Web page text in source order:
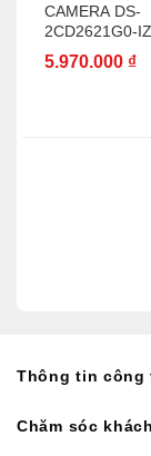
CAMERA DS-
2CD2621G0-IZ
5.970.000 ₫
Thông tin công
Chăm sóc